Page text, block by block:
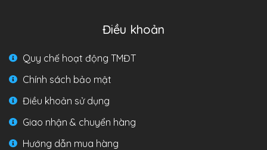
Điều khoản
Quy chế hoạt động TMĐT
Chính sách bảo mật
Điều khoản sử dụng
Giao nhận & chuyển hàng
Hướng dẫn mua hàng